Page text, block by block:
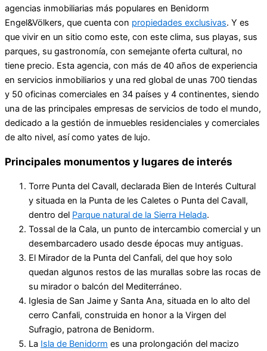
agencias inmobiliarias más populares en Benidorm
Engel&Völkers, que cuenta con propiedades exclusivas. Y es
que vivir en un sitio como este, con este clima, sus playas, sus
parques, su gastronomía, con semejante oferta cultural, no
tiene precio. Esta agencia, con más de 40 años de experiencia
en servicios inmobiliarios y una red global de unas 700 tiendas
y 50 oficinas comerciales en 34 países y 4 continentes, siendo
una de las principales empresas de servicios de todo el mundo,
dedicado a la gestión de inmuebles residenciales y comerciales
de alto nivel, así como yates de lujo.
Principales monumentos y lugares de interés
Torre Punta del Cavall, declarada Bien de Interés Cultural
y situada en la Punta de les Caletes o Punta del Cavall,
dentro del Parque natural de la Sierra Helada.
Tossal de la Cala, un punto de intercambio comercial y un
desembarcadero usado desde épocas muy antiguas.
El Mirador de la Punta del Canfali, del que hoy solo
quedan algunos restos de las murallas sobre las rocas de
su mirador o balcón del Mediterráneo.
Iglesia de San Jaime y Santa Ana, situada en lo alto del
cerro Canfali, construida en honor a la Virgen del
Sufragio, patrona de Benidorm.
La Isla de Benidorm es una prolongación del macizo